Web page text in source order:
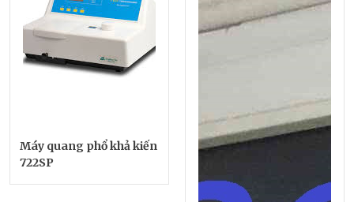
Máy quang phổ khả kiến
722SP